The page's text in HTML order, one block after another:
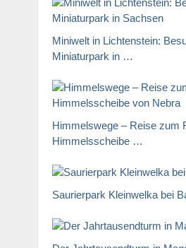
Miniwelt in Lichtenstein:
Miniaturpark in …
Himmelswege – Reise zum
Himmelsscheibe …
Saurierpark Kleinwelka bei